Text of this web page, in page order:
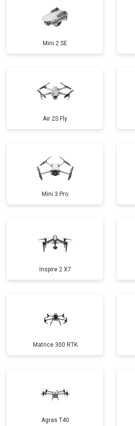
Mini 2 SE
Air 2S Fly
Mini 3 Pro
Inspire 2 X7
Matrice 300 RTK
Agras T40